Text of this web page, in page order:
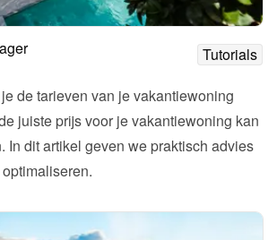
Tutorials
de tarieven van je vakantiewoning
juiste prijs voor je vakantiewoning kan
In dit artikel geven we praktisch advies